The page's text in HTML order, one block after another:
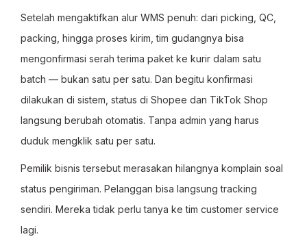
Setelah mengaktifkan alur WMS penuh: dari picking, QC,
packing, hingga proses kirim, tim gudangnya bisa
mengonfirmasi serah terima paket ke kurir dalam satu
batch — bukan satu per satu. Dan begitu konfirmasi
dilakukan di sistem, status di Shopee dan TikTok Shop
langsung berubah otomatis. Tanpa admin yang harus
duduk mengklik satu per satu.
Pemilik bisnis tersebut merasakan hilangnya komplain soal
status pengiriman. Pelanggan bisa langsung tracking
sendiri. Mereka tidak perlu tanya ke tim customer service
lagi.